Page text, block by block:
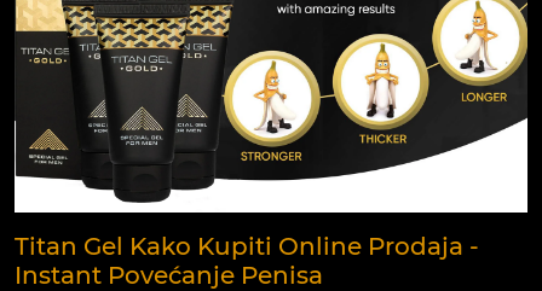
Titan Gel Kako Kupiti Online Prodaja -
Instant Povećanje Penisa